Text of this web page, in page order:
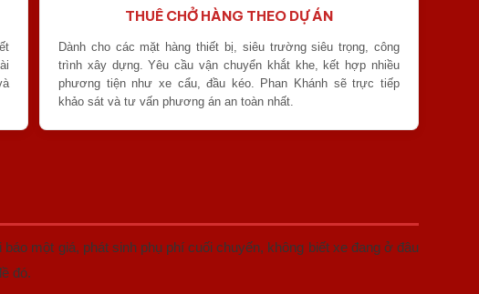
THUÊ CHỞ HÀNG THEO DỰ ÁN
Dành cho các mặt hàng thiết bị, siêu trường siêu trọng, công
trình xây dựng. Yêu cầu vận chuyển khắt khe, kết hợp nhiều
phương tiện như xe cẩu, đầu kéo. Phan Khánh sẽ trực tiếp
khảo sát và tư vấn phương án an toàn nhất.
một giá, phát sinh phụ phí cuối chuyến, không biết xe đang ở đâu
đó.